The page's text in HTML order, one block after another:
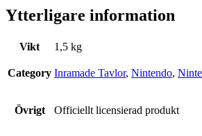
Ytterligare information
Vikt 1,5 kg
Category Inramade Tavlor, Nintendo,
Övrigt Officiellt licensierad produkt